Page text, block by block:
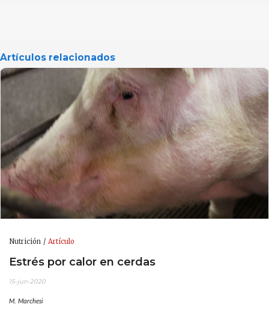
Artículos relacionados
Nutrición Artículo
Estrés por calor en cerdas
15-jun-2020
M. Marchesi